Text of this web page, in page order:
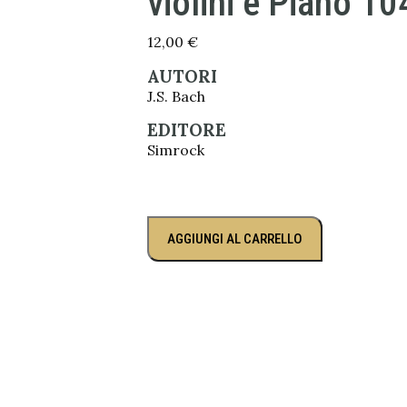
12,00 €
AUTORI
J.S. Bach
EDITORE
Simrock
AGGIUNGI AL CARRELLO